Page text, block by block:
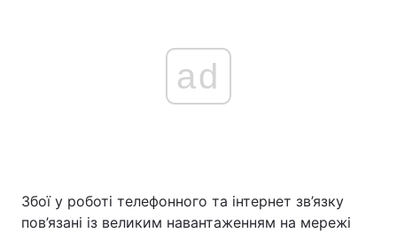
ad
Збої у роботі телефонного та інтернет зв’язку
пов’язані із великим навантаженням на мережі